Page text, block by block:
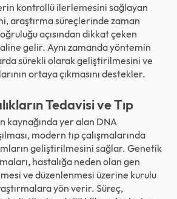
kontrollü ilerlemesini sağlayan
araştırma süreçlerinde zaman
açısından dikkat çeken
gelir. Aynı zamanda yöntemin
sürekli olarak geliştirilmesini ve
ortaya çıkmasını destekler.
Tedavisi ve Tıp
kaynağında yer alan DNA
modern tıp çalışmalarında
geliştirilmesini sağlar. Genetik
hastalığa neden olan gen
ve düzenlenmesi üzerine kurulu
yön verir. Süreç,